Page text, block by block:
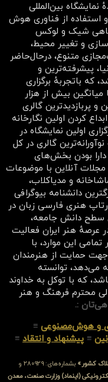
نمایشگاه بین‌المللی
استفاده از فناوری هوش
شیک و لوکس
و تغییر محیط،
متنوع، درحال‌حاضر
پیشرفته‌ترین و
که باتجربهٔ برگزاری
با میانگین بیش از هزار
و پربازدیدترین گالری
کردن اولین نگارخانه
اولین نمایشگاه در
گالری در کل
دارا بودن بخش‌های
مجلات آنلاین با موضوعات
و مدیاکلاب،
دانشنامه بیوگرافی
هنری فارسی زبان در
سطح دانش جامعه،
عرصهٔ هنر ایران فعالیت
این موارد، با
جهت حمایت از هنرمندان
می‌دهد، توانسته
که با توکل به خداوند
محترم فرهنگ و هنر
:.
و هوش‌مصنوعی ≡
≡ پیشنهاد و انتقاد ≡
کشور»
بشماره‌های: ۲۸۰۹۲۹ و
(اینماد) وزارت صنعت، معدن